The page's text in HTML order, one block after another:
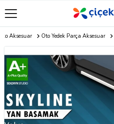
Aksesuar Oto Yedek Parça Aksesuar